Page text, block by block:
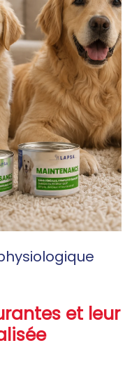
et leur